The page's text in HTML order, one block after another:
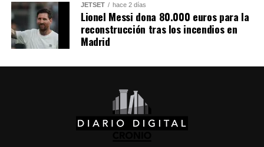
JETSET hace 2 días
Lionel Messi dona 80.000 euros para la
reconstrucción tras los incendios en
Madrid